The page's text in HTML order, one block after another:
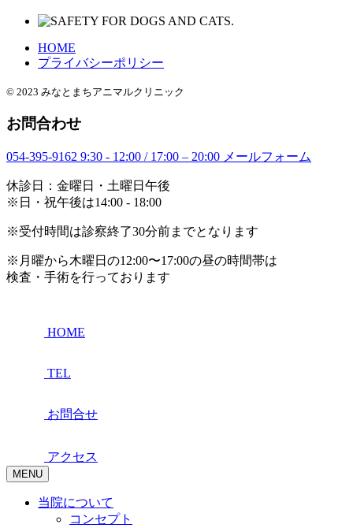
HOME
プライバシーポリシー
© 2023 みなとまちアニマルクリニック
お問合わせ
054-395-9162 9:30 - 12:00 / 17:00 – 20:00 メールフォーム
休診日：金曜日・土曜日午後
※日・祝午後は14:00 - 18:00
※受付時間は診察終了30分前までとなります
※月曜から木曜日の12:00〜17:00の昼の時間帯は
検査・手術を行っております
HOME
TEL
お問合せ
アクセス
MENU
当院について
コンセプト